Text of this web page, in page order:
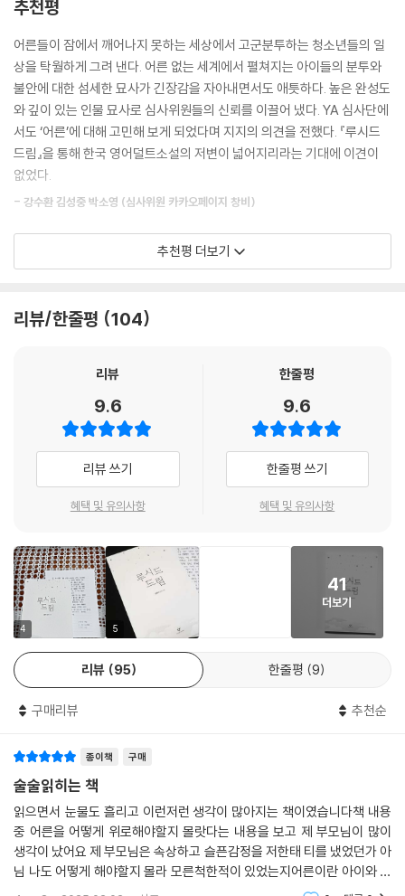
갔다. 하지만 오늘만큼은 이기적이고 싶지 않았다. 나 이외의 것들을 걱정
하고 오랫동안 생각하고 싶었다.
--- p.169
시간은 점점 더 빠르게 흐를 것이다. 우린 변화된 삶에 적응할 것이다. 가끔
괴로운 일을 겪을지도 모른다. 하지만 우린 계속 깨어 있을 것이다. 꿈의 목
소리에 잠식되지 않을 것이다.
--- p.221
을 믿기로 했다.
제 탓하는 것은 관두고 앞으로 다가올 어떤 일에도 당황하지 않기로 했다.
했지만 뒷걸음질 치지 않았다. 나처럼 자각몽, 루시드 드림을 꾸는 이들은
든 우리가 당신을 깨울 테니 단잠을 자도 좋다고. 너무 두려워하지 말라고.
--- p.225
어른들이 모두 잠들었어. 나아질 기미가 안 보이니까 다들 꿈속으로 도망
친 거야. 잠든 사람들은 모두 웃고 있어. 화가 나. 우린 왜 잠들지 않지. (10
면)
한편 강석은 친구들과 함께 공동체를 만들어 잠든 어른들을 지키고 식량을
찾는다. 어렵게 구한 식량을 빼앗으려는 약탈자들과 결투를 벌이며 힘겨운
생활을 이어 가던 어느 날, 강희와 강석은 인천에 깨어난 수면자들이 있다
는 소식을 듣게 된다. 어른들이 깨어날 수도 있다는 희망에 아이들은 감격
른들은 어떻게 깨어난 것일까? 인천으로 향한 이들은 어른들을 깨울 방법
을 알아낼 수 있을까?
세상을 제자리로 돌려놓을 방법을 찾아
윤서는 바이러스에 잠식되어 꿈의 세계에 빠지고 말지만, 얼마 지나지 않
아 다시 깨어난다. 윤서는 어떻게 꿈의 세계에서 금세 돌아온 것일까? 윤서
는 자신이 루시드 드림, 즉 자각몽을 꾸었다고 말하며 어쩌면 꿈의 세계에
있는 사람들을 깨울 수 있을지도 모르겠다고 이야기한다.
어른들이 없는 세상에서 살아남아야 하는 아이들의 세계는 고되고 험난하
다. 약탈자의 요구에 가진 식량을 모두 내놓아야 할 때도 있고, 생명 유지를
을 지키기 위해 이기적인 마음을 품고 살아가려 하지만, 여러 사건을 겪으
며 이 같은 무질서한 세상에서도 서로를 돌보며 연대하는 것이 중요하다는
사실을 깨닫는다. 그리고 루시드 드리머인 윤서를 도와 세상을 제자리로
돌려놓을 방법을 찾으려 애쓰게 된다. 강희는 윤서와 함께 잠들어 버린 어
른들을 깨울 수 있을까? 이들의 앞날은 어떻게 흘러갈까?
“도대체 어른은 뭘까?”
자기보다 더 약한 존재를 돌보는 아이들
까지 이 위험을 견뎌야 할까? 우리가 얼른 어른이 되어 스스로를 지키는 수
밖에 없는 걸까? 우리가 어른이 될 수 있을까? 도대체 어른은 뭘까? (30
면)
소설 속 어른 없는 세계는 ‘진정한 어른’이 무엇인지 고민하는 오늘과도 닮
추천평
어른들이 잠에서 깨어나지 못하는 세상에서 고군분투하는 청소년들의 일
상을 탁월하게 그려 낸다. 어른 없는 세계에서 펼쳐지는 아이들의 분투와
불안에 대한 섬세한 묘사가 긴장감을 자아내면서도 애틋하다. 높은 완성도
와 깊이 있는 인물 묘사로 심사위원들의 신뢰를 이끌어 냈다. YA 심사단에
서도 ‘어른’에 대해 고민해 보게 되었다며 지지의 의견을 전했다. 『루시드
드림』을 통해 한국 영어덜트소설의 저변이 넓어지리라는 기대에 이견이
없었다.
- 강수환 김성중 박소영 (심사위원 카카오페이지 창비)
캐릭터 한 명 한 명의 감정과 상황이 고스란히 느껴졌다. 마치 내가 이야기
의 중심에 서 있는 듯한 느낌을 받았다.
의 고군분투가 뭉클하다. 잠들지 않는 단단한 어른으로 성장하는?아이들
와 어른의 경계에서 줄타기하며 괜찮은 척 살아가고 있는 사람들에게 성찰
과 위로를 동시에 느끼게 하는 이 희한한 책의 매력에 매료될 것이다. 읽는
내내 가슴 한편이 간질간질하다. 오랜만에 마음에 오래도록 남아 삶의 길
을 내는 책을 만나 설레고 기쁘다.
- 김미영 (교사)
추천평 더보기
리뷰/한줄평 104
리뷰
9.6
리뷰 쓰기
혜택 및 유의사항
한줄평
9.6
한줄평 쓰기
혜택 및 유의사항
4 5
41
더보기
리뷰 95 한줄평 9
구매리뷰 추천순
종이책 구매
술술읽히는 책
읽으면서 눈물도 흘리고 이런저런 생각이 많아지는 책이였습니다책 내용
중 어른을 어떻게 위로해야할지 몰랏다는 내용을 보고 제 부모님이 많이
생각이 났어요 제 부모님은 속상하고 슬픈감정을 저한태 티를 냈었던가 아
님 나도 어떻게 해야할지 몰라 모른척한적이 있었는지어른이란 아이와 어
떤부분에 얼마나 다른지 어른도 아이이고싶을때가 있지는 않을까 하는 생